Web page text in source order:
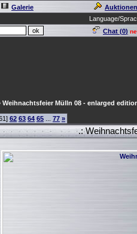
Galerie Auktionen
Language/
Chat (0)
Weihnachtsfeier Mülln 08 - enlarged
62 63 64 65 77 »
.: